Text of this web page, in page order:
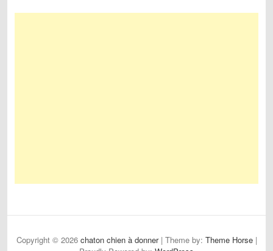
Copyright © 2026 chaton chien à donner| Theme by: Theme Horse|